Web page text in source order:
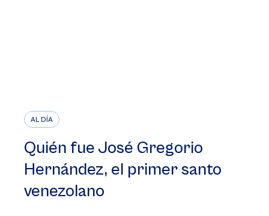
AL DÍA
Quién fue José Gregorio
Hernández, el primer santo
venezolano